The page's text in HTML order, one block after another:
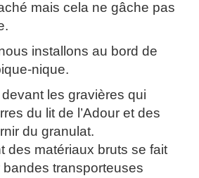
mais cela ne gâche pas
installons au bord de
nique.
les gravières qui
du lit de l’Adour et des
du granulat.
des matériaux bruts se fait
transporteuses